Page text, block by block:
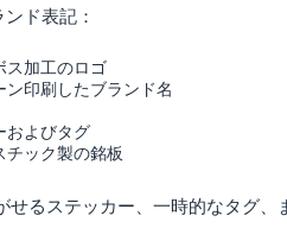
ド表記：
ス加工のロゴ
ン印刷したブランド名
およびタグ
チック製の銘板
せるステッカー、一時的なタグ、